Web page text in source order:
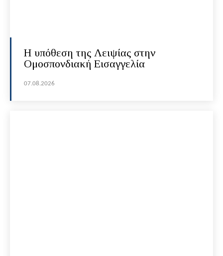
Η υπόθεση της Λειψίας στην
Ομοσπονδιακή Εισαγγελία
07.08.2026